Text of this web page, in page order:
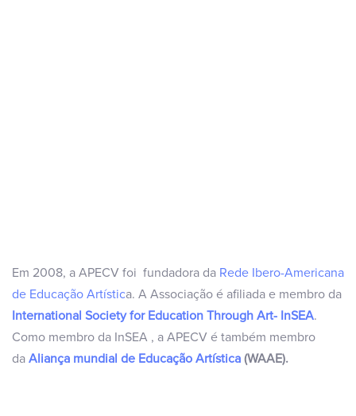
Em 2008, a APECV foi fundadora da Rede Ibero-Americana
de Educação Artística. A Associação é afiliada e membro da
International Society for Education Through Art- InSEA.
Como membro da InSEA , a APECV é também membro
da Aliança mundial de Educação Artística (WAAE).